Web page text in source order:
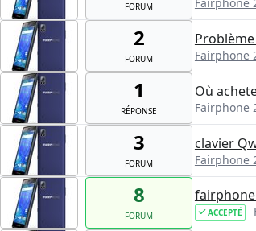
FORUM
2
FORUM Fairphone
1
RÉPONSE
Où
Fairphone
3
FORUM
clavier
Fairphone
8
FORUM ACCEPTÉ